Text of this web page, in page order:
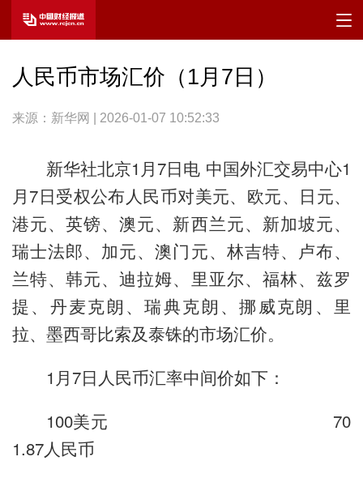
人民币市场汇价（1月7日）
来源：新华网 | 2026-01-07 10:52:33
新华社北京1月7日电 中国外汇交易中心1
月7日受权公布人民币对美元、欧元、日元、
港元、英镑、澳元、新西兰元、新加坡元、
瑞士法郎、加元、澳门元、林吉特、卢布、
兰特、韩元、迪拉姆、里亚尔、福林、兹罗
提、丹麦克朗、瑞典克朗、挪威克朗、里
拉、墨西哥比索及泰铢的市场汇价。
1月7日人民币汇率中间价如下：
100美元 70
1.87人民币